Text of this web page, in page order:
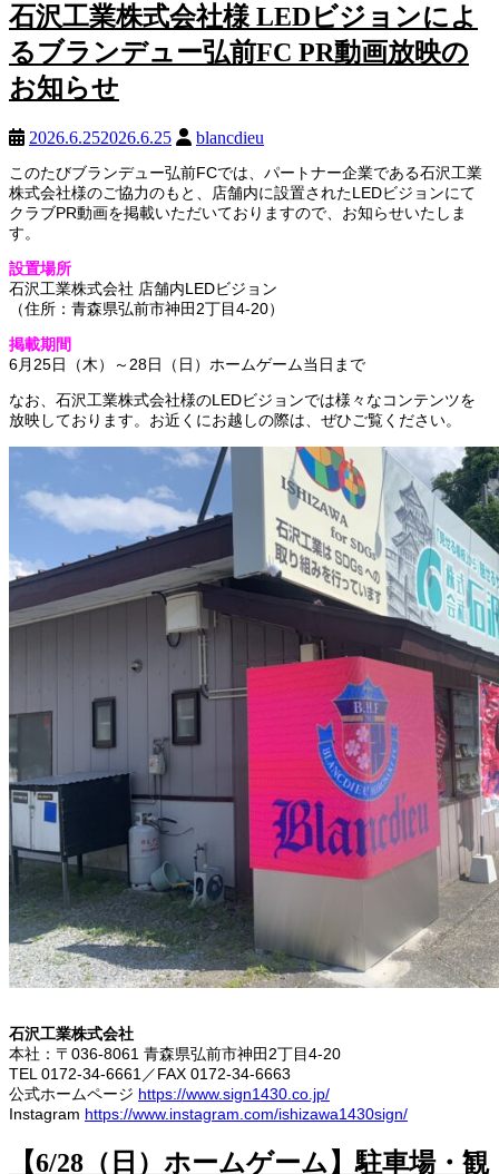
石沢工業株式会社様 LEDビジョンによ
るブランデュー弘前FC PR動画放映の
お知らせ
2026.6.252026.6.25 blancdieu
このたびブランデュー弘前FCでは、パートナー企業である石沢工業
株式会社様のご協力のもと、店舗内に設置されたLEDビジョンにて
クラブPR動画を掲載いただいておりますので、お知らせいたしま
す。
設置場所
石沢工業株式会社 店舗内LEDビジョン
（住所：青森県弘前市神田2丁目4-20）
掲載期間
6月25日（木）～28日（日）ホームゲーム当日まで
なお、石沢工業株式会社様のLEDビジョンでは様々なコンテンツを
放映しております。お近くにお越しの際は、ぜひご覧ください。
石沢工業株式会社
本社：〒036-8061 青森県弘前市神田2丁目4-20
TEL 0172-34-6661／FAX 0172-34-6663
公式ホームページ https://www.sign1430.co.jp/
Instagram https://www.instagram.com/ishizawa1430sign/
【6/28（日）ホームゲーム】駐車場・観